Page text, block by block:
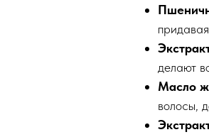
делают
Масло
волосы,